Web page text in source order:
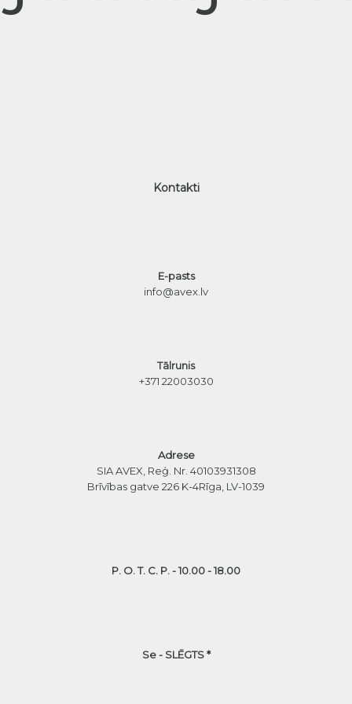
Kontakti
E-pasts
info@avex.lv
Tālrunis
+371 22003030
Adrese
SIA AVEX, Reģ. Nr. 40103931308
Brīvības gatve 226 K-4Rīga, LV-1039
P. O. T. C. P. - 10.00 - 18.00
Se - SLĒGTS *